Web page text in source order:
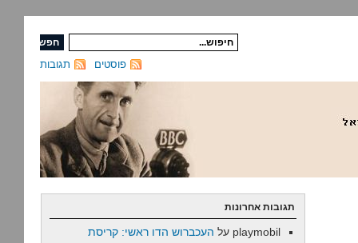
תגובות פוסטים
תגובות אחרונות
playmobil על העכברוש הדו ראשי: קריסת